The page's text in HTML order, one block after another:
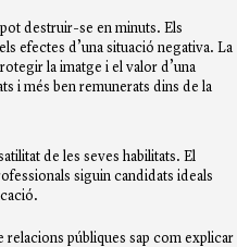
destruir-se en minuts. Els
efectes d’una situació negativa. La
la imatge i el valor d’una
i més ben remunerats dins de la
de les seves habilitats. El
siguin candidats ideals
relacions públiques sap com explicar